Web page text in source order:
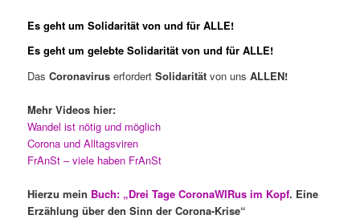
Es geht um Solidarität von und für ALLE!
Es geht um gelebte Solidarität von und für ALLE!
DasCoronaviruserfordertSolidarität von unsALLEN!
Mehr Videos hier:
Wandel ist nötig und möglich
Corona und Alltagsviren
FrAnSt – viele haben FrAnSt
Hierzu mein Buch: „Drei Tage CoronaWIRus im Kopf. Eine
Erzählung über den Sinn der Corona-Krise“